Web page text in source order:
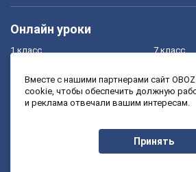
Онлайн уроки
1 класс
3 класс
7 класс
9 класс
Вместе с нашими партнерами сайт
cookie, чтобы обеспечить должную
и реклама отвечали вашим интересам.
Принять